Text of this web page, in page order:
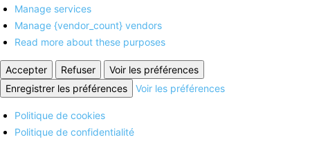
Manage services
Manage {vendor_count} vendors
Read more about these purposes
Accepter Refuser
Voir les préférences
Enregistrer les préférences
Voir les préférences
Politique de cookies
Politique de confidentialité